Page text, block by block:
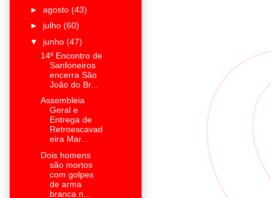
► agosto (43)
► julho (60)
▼ junho (47)
14º Encontro de
Sanfoneiros
encerra São
João do Br...
Assembleia
Geral e
Entrega de
Retroescavad
eira Mar...
Dois homens
são mortos
com golpes
de arma
branca n...